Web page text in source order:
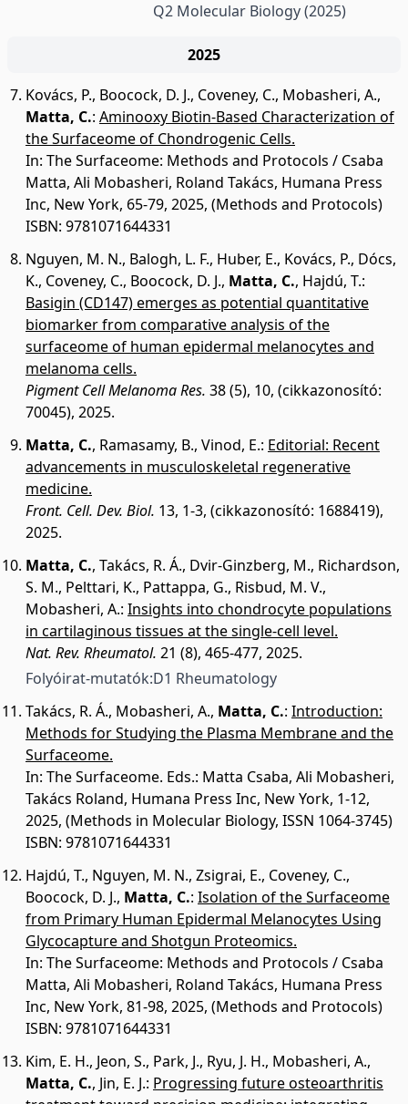
Q2 Molecular Biology(2025)
2025
Kovács, P., Boocock, D. J., Coveney, C., Mobasheri, A.,
Matta, C.: Aminooxy Biotin-Based Characterization of
the Surfaceome of Chondrogenic Cells.
In: The Surfaceome: Methods and Protocols / Csaba
Matta, Ali Mobasheri, Roland Takács, Humana Press
Inc, New York, 65-79, 2025, (Methods and Protocols)
ISBN: 9781071644331
Nguyen, M. N., Balogh, L. F., Huber, E., Kovács, P., Dócs,
K., Coveney, C., Boocock, D. J., Matta, C., Hajdú, T.:
Basigin (CD147) emerges as potential quantitative
biomarker from comparative analysis of the
surfaceome of human epidermal melanocytes and
melanoma cells.
Pigment Cell Melanoma Res. 38 (5), 10, (cikkazonosító:
70045), 2025.
Matta, C., Ramasamy, B., Vinod, E.: Editorial: Recent
advancements in musculoskeletal regenerative
medicine.
Front. Cell. Dev. Biol. 13, 1-3, (cikkazonosító: 1688419),
2025.
Matta, C., Takács, R. Á., Dvir-Ginzberg, M., Richardson,
S. M., Pelttari, K., Pattappa, G., Risbud, M. V.,
Mobasheri, A.: Insights into chondrocyte populations
in cartilaginous tissues at the single-cell level.
Nat. Rev. Rheumatol. 21 (8), 465-477, 2025.
Folyóirat-mutatók:D1 Rheumatology
Takács, R. Á., Mobasheri, A., Matta, C.: Introduction:
Methods for Studying the Plasma Membrane and the
Surfaceome.
In: The Surfaceome. Eds.: Matta Csaba, Ali Mobasheri,
Takács Roland, Humana Press Inc, New York, 1-12,
2025, (Methods in Molecular Biology, ISSN 1064-3745)
ISBN: 9781071644331
Hajdú, T., Nguyen, M. N., Zsigrai, E., Coveney, C.,
Boocock, D. J., Matta, C.: Isolation of the Surfaceome
from Primary Human Epidermal Melanocytes Using
Glycocapture and Shotgun Proteomics.
In: The Surfaceome: Methods and Protocols / Csaba
Matta, Ali Mobasheri, Roland Takács, Humana Press
Inc, New York, 81-98, 2025, (Methods and Protocols)
ISBN: 9781071644331
Kim, E. H., Jeon, S., Park, J., Ryu, J. H., Mobasheri, A.,
Matta, C., Jin, E. J.: Progressing future osteoarthritis